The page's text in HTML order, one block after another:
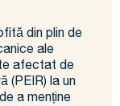
din plin de
ale
afectat de
(PEIR) la un
a menține